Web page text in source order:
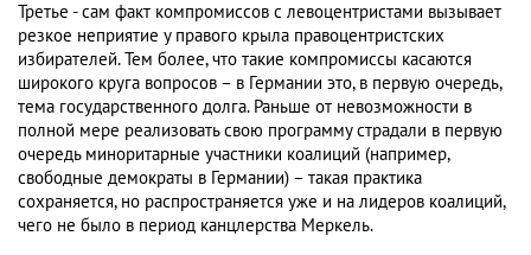
Третье - сам факт компромиссов с левоцентристами вызывает
резкое неприятие у правого крыла правоцентристских
избирателей. Тем более, что такие компромиссы касаются
широкого круга вопросов – в Германии это, в первую очередь,
тема государственного долга. Раньше от невозможности в
полной мере реализовать свою программу страдали в первую
очередь миноритарные участники коалиций (например,
свободные демократы в Германии) – такая практика
сохраняется, но распространяется уже и на лидеров коалиций,
чего не было в период канцлерства Меркель.